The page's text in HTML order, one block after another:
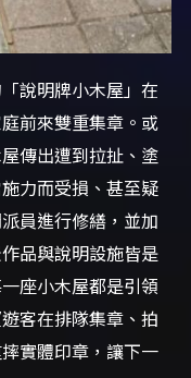
說明牌小木屋」在
前來雙重集章。或
傳出遭到拉扯、塗
力而受損、甚至疑
員進行修繕，並加
品與說明設施皆是
座小木屋都是引領
客在排隊集章、拍
實體印章，讓下一